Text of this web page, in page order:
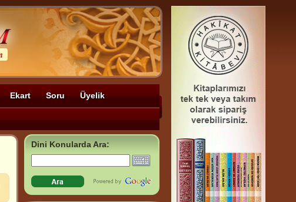
Ekart Soru Üyelik
Dini Konularda Ara: